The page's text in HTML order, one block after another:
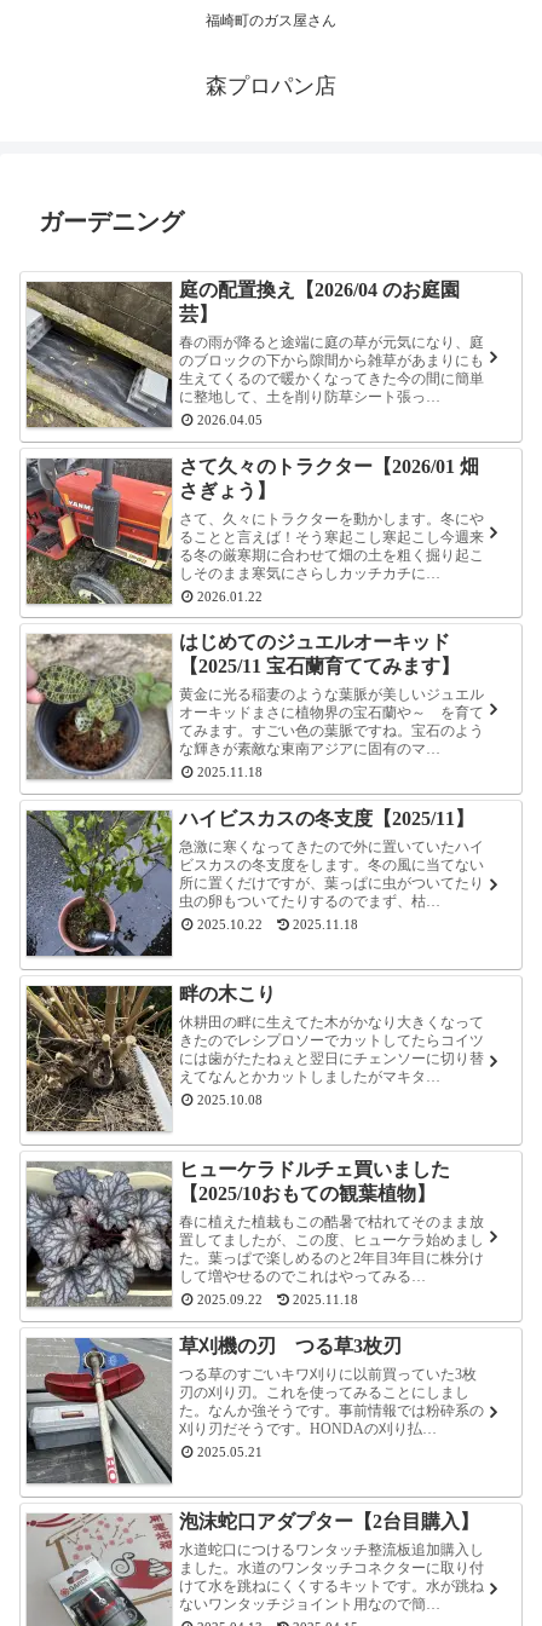
福崎町のガス屋さん
森プロパン店
ガーデニング
庭の配置換え【2026/04 のお庭園
芸】
春の雨が降ると途端に庭の草が元気になり、庭
のブロックの下から隙間から雑草があまりにも
生えてくるので暖かくなってきた今の間に簡単
に整地して、土を削り防草シート張っ…
2026.04.05
さて久々のトラクター【2026/01 畑
さぎょう】
さて、久々にトラクターを動かします。冬にや
ることと言えば！そう寒起こし寒起こし今週来
る冬の厳寒期に合わせて畑の土を粗く掘り起こ
しそのまま寒気にさらしカッチカチに…
2026.01.22
はじめてのジュエルオーキッド
【2025/11 宝石蘭育ててみます】
黄金に光る稲妻のような葉脈が美しいジュエル
オーキッドまさに植物界の宝石蘭や～ を育て
てみます。すごい色の葉脈ですね。宝石のよう
な輝きが素敵な東南アジアに固有のマ…
2025.11.18
ハイビスカスの冬支度【2025/11】
急激に寒くなってきたので外に置いていたハイ
ビスカスの冬支度をします。冬の風に当てない
所に置くだけですが、葉っぱに虫がついてたり
虫の卵もついてたりするのでまず、枯…
2025.10.22 2025.11.18
畔の木こり
休耕田の畔に生えてた木がかなり大きくなって
きたのでレシプロソーでカットしてたらコイツ
には歯がたたねぇと翌日にチェンソーに切り替
えてなんとかカットしましたがマキタ…
2025.10.08
ヒューケラドルチェ買いました
【2025/10おもての観葉植物】
春に植えた植栽もこの酷暑で枯れてそのまま放
置してましたが、この度、ヒューケラ始めまし
た。葉っぱで楽しめるのと2年目3年目に株分け
して増やせるのでこれはやってみる…
2025.09.22 2025.11.18
草刈機の刃 つる草3枚刃
つる草のすごいキワ刈りに以前買っていた3枚
刃の刈り刃。これを使ってみることにしまし
た。なんか強そうです。事前情報では粉砕系の
刈り刃だそうです。HONDAの刈り払…
2025.05.21
泡沫蛇口アダプター【2台目購入】
水道蛇口につけるワンタッチ整流板追加購入し
ました。水道のワンタッチコネクターに取り付
けて水を跳ねにくくするキットです。水が跳ね
ないワンタッチジョイント用なので簡…